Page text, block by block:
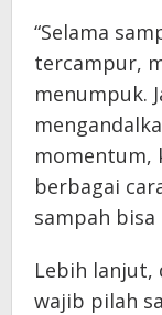
“Selama
tercampur,
menumpuk.
momentum,
berbagai
sampah
Lebih lanjut,
wajib pilah